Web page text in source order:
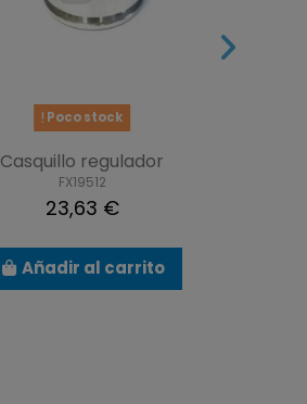
Poco stock
Casquillo regulador
FX19512
23,63 €
Añadir al carrito